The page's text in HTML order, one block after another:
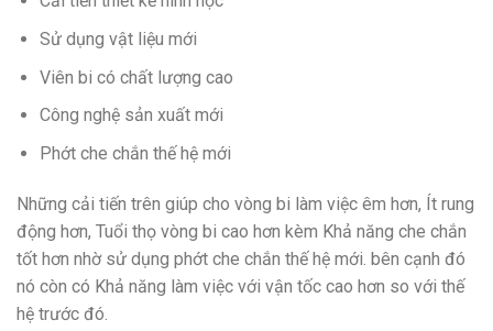
Sử dụng vật liệu mới
Viên bi có chất lượng cao
Công nghệ sản xuất mới
Phớt che chắn thế hệ mới
Những cải tiến trên giúp cho vòng bi làm việc êm hơn, Ít rung
động hơn, Tuổi thọ vòng bi cao hơn kèm Khả năng che chắn
tốt hơn nhờ sử dụng phớt che chắn thế hệ mới. bên cạnh đó
nó còn có Khả năng làm việc với vận tốc cao hơn so với thế
hệ trước đó.